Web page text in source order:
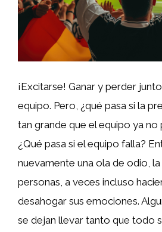
¡Excitarse! Ganar y perder
equipo. Pero, ¿qué pasa si la
tan grande que el equipo ya
¿Qué pasa si el equipo falla?
nuevamente una ola de odio,
personas, a veces incluso
desahogar sus emociones.
se dejan llevar tanto que todo